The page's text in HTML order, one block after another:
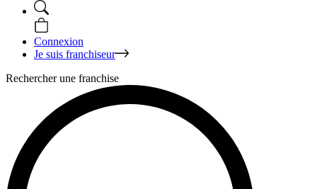
Connexion
Je suis franchiseur
Rechercher une franchise